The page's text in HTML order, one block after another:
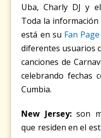
Uba, Charly DJ y
Toda la
está en su Fan
diferentes usuarios
canciones de
celebrando fechas
Cumbia.
New Jersey: son
que residen en el